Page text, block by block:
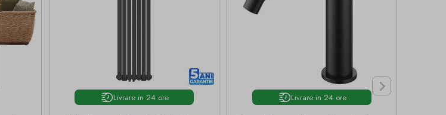
Livrare in 24 ore Livrare in 24 ore
